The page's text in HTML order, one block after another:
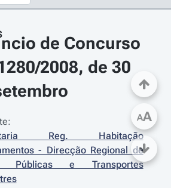
de Concurso
2008, de 30
Reg. Habitação
- Direcção Regional de
Públicas e Transportes
AA